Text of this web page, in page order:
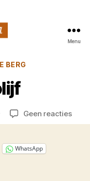
Menu
BERG
Geen reactiesop
WhatsApp